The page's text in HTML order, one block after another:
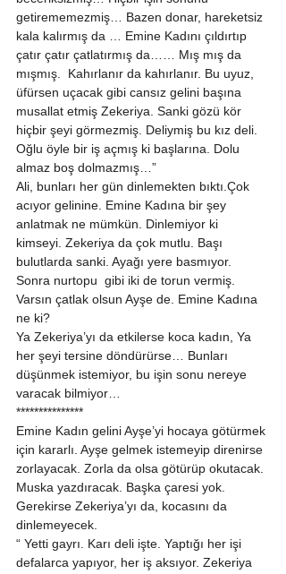
getirememezmiş… Bazen donar, hareketsiz
kala kalırmış da … Emine Kadını çıldırtıp
çatır çatır çatlatırmış da…… Mış mış da
mışmış.  Kahırlanır da kahırlanır. Bu uyuz,
üfürsen uçacak gibi cansız gelini başına
musallat etmiş Zekeriya. Sanki gözü kör
hiçbir şeyi görmezmiş. Deliymiş bu kız deli.
Oğlu öyle bir iş açmış ki başlarına. Dolu
almaz boş dolmazmış…”
Ali, bunları her gün dinlemekten bıktı.Çok
acıyor gelinine. Emine Kadına bir şey
anlatmak ne mümkün. Dinlemiyor ki
kimseyi. Zekeriya da çok mutlu. Başı
bulutlarda sanki. Ayağı yere basmıyor.
Sonra nurtopu  gibi iki de torun vermiş.
Varsın çatlak olsun Ayşe de. Emine Kadına
ne ki?
Ya Zekeriya’yı da etkilerse koca kadın, Ya
her şeyi tersine döndürürse… Bunları
düşünmek istemiyor, bu işin sonu nereye
varacak bilmiyor…
***************
Emine Kadın gelini Ayşe’yi hocaya götürmek
için kararlı. Ayşe gelmek istemeyip direnirse
zorlayacak. Zorla da olsa götürüp okutacak.
Muska yazdıracak. Başka çaresi yok.
Gerekirse Zekeriya’yı da, kocasını da
dinlemeyecek.
“ Yetti gayrı. Karı deli işte. Yaptığı her işi
defalarca yapıyor, her iş aksıyor. Zekeriya